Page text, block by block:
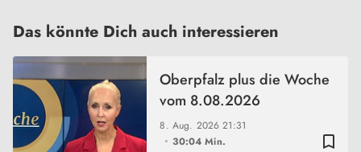
Das könnte Dich auch interessieren
bookmark_border
8. Aug. 202621:31
30:04 Min.
Oberpfalz plus die Woche
vom 8.08.2026